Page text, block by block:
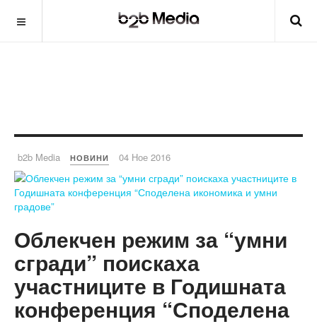
b2b Media НОВИНИ 04 Ное 2016
Облекчен режим за “умни
сгради” поискаха
участниците в Годишната
конференция “Споделена